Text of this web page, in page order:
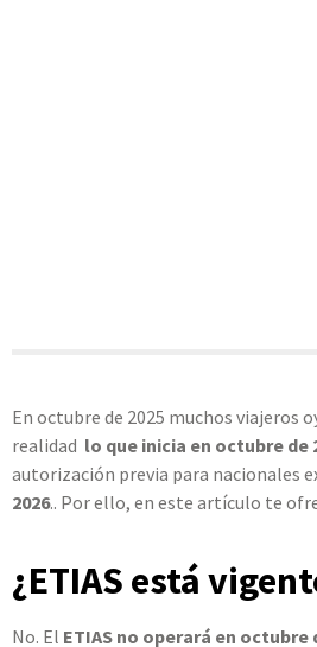
En octubre de 2025 muchos viajeros
realidad lo que inicia en octubre de
autorización previa para nacionales
2026.. Por ello, en este artículo te
¿ETIAS está
No. El ETIAS no operará en octubre